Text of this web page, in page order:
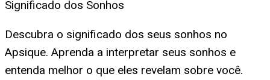
Significado dos Sonhos
Descubra o significado dos seus sonhos no
Apsique. Aprenda a interpretar seus sonhos e
entenda melhor o que eles revelam sobre você.